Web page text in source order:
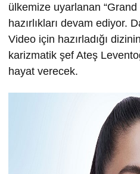
ülkemize uyarlanan
hazırlıkları devam ediyor.
Video için hazırladığı
karizmatik şef Ateş
hayat verecek.